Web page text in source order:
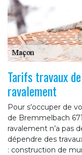
Tarifs travaux
ravalement
Pour s’occuper de
de Bremmelbach
ravalement n’a pas
dépendre des
: construction de